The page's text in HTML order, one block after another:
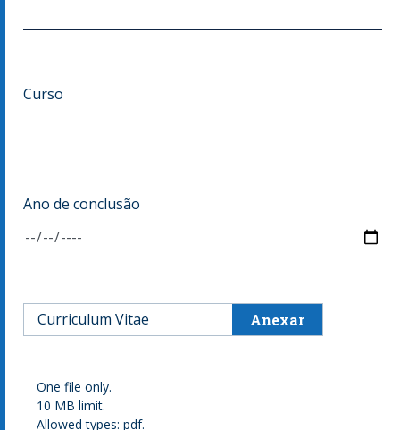
Curso
Ano de conclusão
Curriculum Vitae
One file only.
10 MB limit.
Allowed types: pdf.